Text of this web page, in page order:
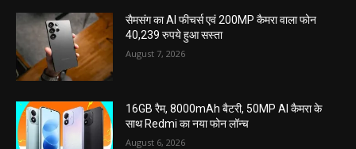
सैमसंग का AI फीचर्स एवं 200MP कैमरा वाला फोन
40,239 रुपये हुआ सस्ता
August 7, 2026
16GB रैम, 8000mAh बैटरी, 50MP AI कैमरा के
साथ Redmi का नया फोन लॉन्च
August 6, 2026